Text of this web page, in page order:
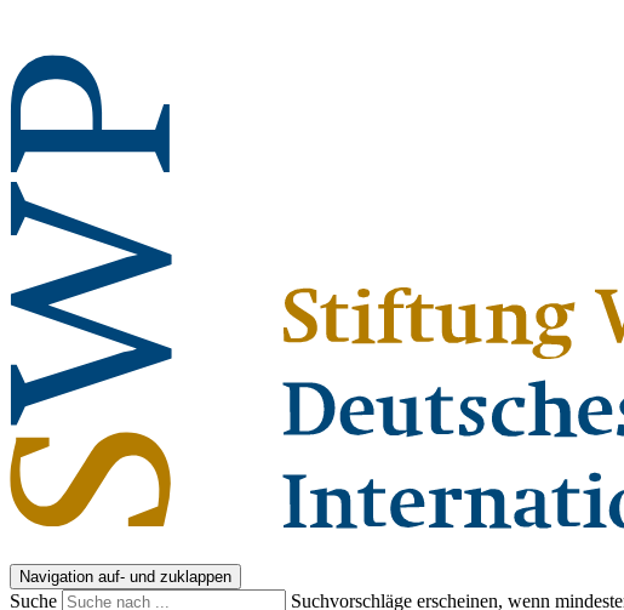
Navigation auf- und zuklappen
Suche Suchvorschläge erscheinen, wenn